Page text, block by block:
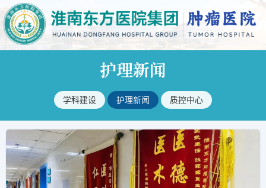
护理新闻
学科建设 护理新闻 质控中心